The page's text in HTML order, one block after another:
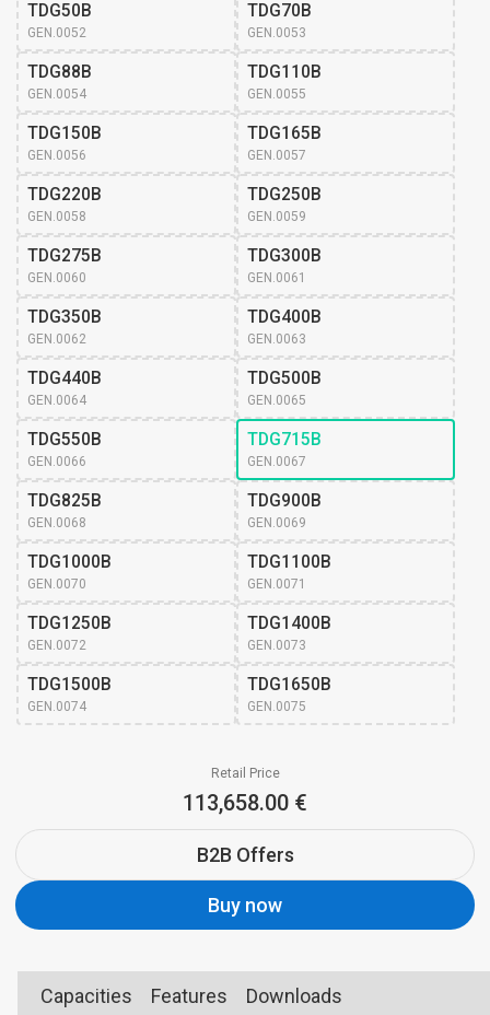
TDG50B
GEN.0052
TDG70B
GEN.0053
TDG88B
GEN.0054
TDG110B
GEN.0055
TDG150B
GEN.0056
TDG165B
GEN.0057
TDG220B
GEN.0058
TDG250B
GEN.0059
TDG275B
GEN.0060
TDG300B
GEN.0061
TDG350B
GEN.0062
TDG400B
GEN.0063
TDG440B
GEN.0064
TDG500B
GEN.0065
TDG550B
GEN.0066
TDG715B
GEN.0067
TDG825B
GEN.0068
TDG900B
GEN.0069
TDG1000B
GEN.0070
TDG1100B
GEN.0071
TDG1250B
GEN.0072
TDG1400B
GEN.0073
TDG1500B
GEN.0074
TDG1650B
GEN.0075
Retail Price
113,658.00 €
B2B Offers
Buy now
Capacities Features Downloads